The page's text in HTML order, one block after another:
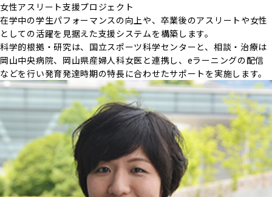
女性アスリート支援プロジェクト
在学中の学生パフォーマンスの向上や、卒業後のアスリートや女性
としての活躍を見据えた支援システムを構築します。
科学的根拠・研究は、国立スポーツ科学センターと、相談・治療は
岡山中央病院、岡山県産婦人科女医と連携し、eラーニングの配信
などを行い発育発達時期の特長に合わせたサポートを実施します。